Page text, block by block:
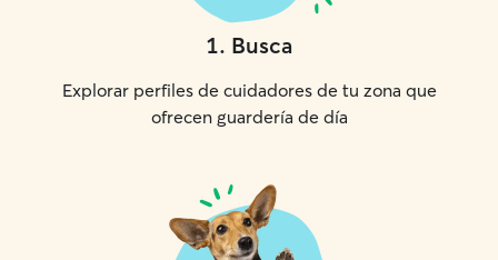
1. Busca
Explorar perfiles de cuidadores de tu zona que
ofrecen guardería de día